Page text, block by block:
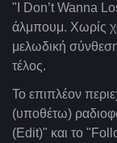
"I Don’t Wanna
άλμπουμ. Χωρίς
μελωδική
τέλος.
Το επιπλέον
(υποθέτω)
(Edit)" και το